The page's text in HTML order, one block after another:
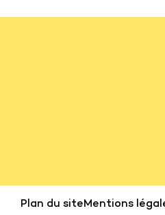
Plan du siteMentions